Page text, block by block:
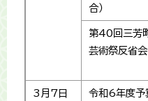
合）
第40回三芳
芸術祭反省会
3月7日
令和6年度予